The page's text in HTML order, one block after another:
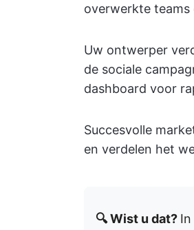
overwerkte
Uw ontwerper
de sociale
dashboard voor
Succesvolle
en verdelen het
🔍 Wist u dat? In